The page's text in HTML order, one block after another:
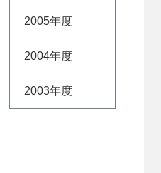
2005年度
2004年度
2003年度